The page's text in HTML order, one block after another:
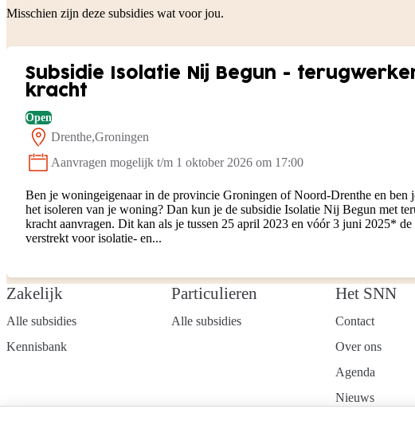
Misschien zijn deze subsidies wat voor jou.
Subsidie Isolatie Nij Begun -
kracht
Open
Locatie:
Drenthe Groningen
Status:
Aanvragen mogelijk t/m 1 oktober 2026 om 17:00
Ben je woningeigenaar in de provincie Groningen of Noord-Drenthe en ben
het isoleren van je woning? Dan kun je de subsidie Isolatie Nij Begun met
kracht aanvragen. Dit kan als je tussen 25 april 2023 en vóór 3 juni 2025* de
verstrekt voor isolatie- en...
Zakelijk
Alle subsidies
Kennisbank
Particulieren
Alle subsidies
Het SNN
Contact
Over ons
Agenda
Nieuws